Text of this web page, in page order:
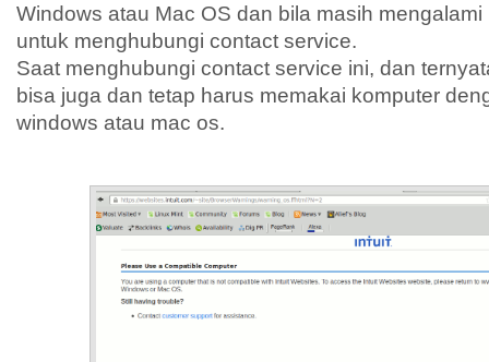
Windows atau Mac OS dan bila masih
untuk menghubungi contact service.
Saat menghubungi contact service ini, dan
bisa juga dan tetap harus memakai komputer
windows atau mac os.